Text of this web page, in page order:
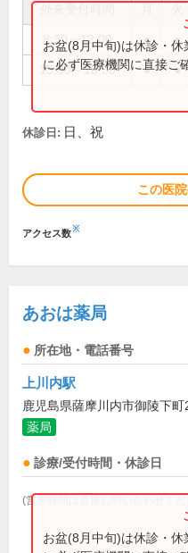
8:30～12:00 ● ●
15:00～18:30 ● ●
お盆(8月中旬)は休診・
に必ず医療機関に直接ご
休診日: 日、祝
この医
アクセス数※
あおは薬局
所在地・電話番号
上川内駅
鹿児島県薩摩川内市御陵下
薬局
診療/受付時間・休診日
(営業時間は直接お問い合わせくだ
お盆(8月中旬)は休診・